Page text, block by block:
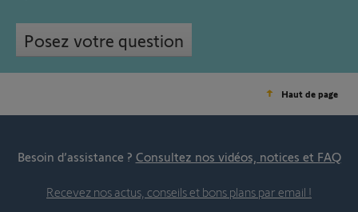
Posez votre question
Haut de page
Besoin d’assistance ? Consultez nos vidéos, notices et FAQ
Recevez nos actus, conseils et bons plans par email !